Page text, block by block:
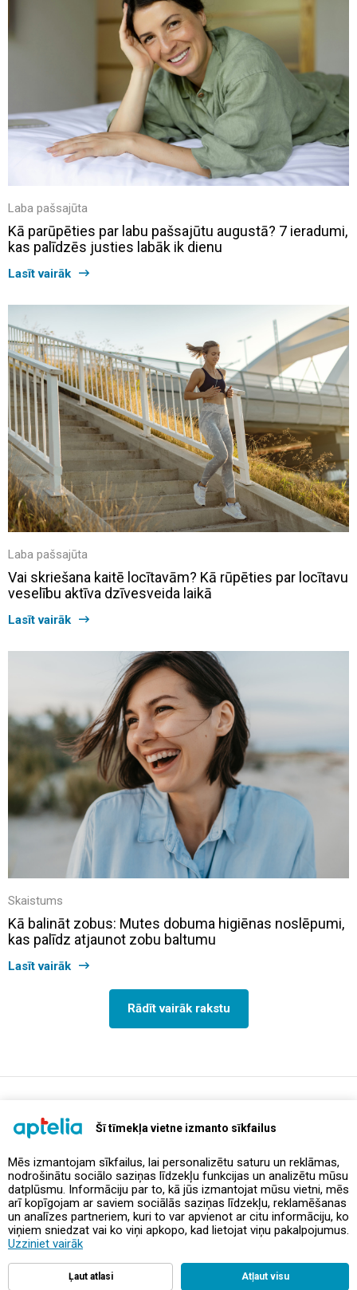
Šī tīmekļa vietne izmanto sīkfailus
Mēs izmantojam sīkfailus, lai personalizētu saturu un reklāmas,
nodrošinātu sociālo saziņas līdzekļu funkcijas un analizētu mūsu
datplūsmu. Informāciju par to, kā jūs izmantojat mūsu vietni, mēs
arī kopīgojam ar saviem sociālās saziņas līdzekļu, reklamēšanas
un analīzes partneriem, kuri to var apvienot ar citu informāciju, ko
viņiem sniedzat vai ko viņi apkopo, kad lietojat viņu pakalpojumus.
Uzziniet vairāk
Ļaut atlasi Atļaut visu
Laba pašsajūta
Kā parūpēties par labu pašsajūtu augustā? 7 ieradumi,
kas palīdzēs justies labāk ik dienu
Lasīt vairāk
Laba pašsajūta
Vai skriešana kaitē locītavām? Kā rūpēties par locītavu
veselību aktīva dzīvesveida laikā
Lasīt vairāk
Skaistums
Kā balināt zobus: Mutes dobuma higiēnas noslēpumi,
kas palīdz atjaunot zobu baltumu
Lasīt vairāk
Rādīt vairāk rakstu
Piedāvājumi un akcijas
Kontakti